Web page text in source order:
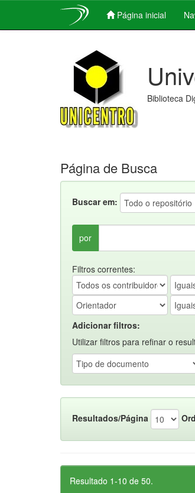
Página inicial
Biblioteca
Página de Busca
Buscar em:
por
Filtros correntes:
Adicionar filtros:
Utilizar filtros para refinar o
Resultados/Página
Resultado 1-10 de 50.